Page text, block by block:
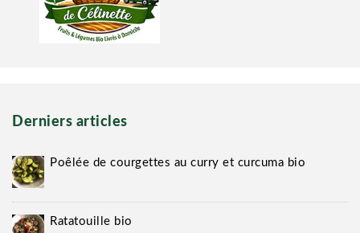
Derniers articles
Poêlée de courgettes au curry et curcuma bio
Ratatouille bio